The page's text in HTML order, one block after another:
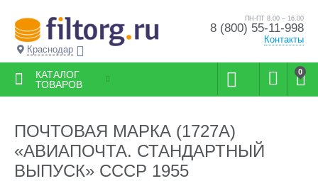
Краснодар
ПН-ПТ 8.00 – 16.00
8 (800) 55-11-998
Контакты
0
КАТАЛОГ
ТОВАРОВ
ПОЧТОВАЯ МАРКА (1727А)
«АВИАПОЧТА. СТАНДАРТНЫЙ
ВЫПУСК» СССР 1955